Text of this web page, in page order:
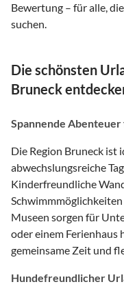
Bewertung – für alle,
suchen.
Die schönsten
Bruneck
Spannende Abenteuer
Die Region Bruneck ist
abwechslungsreiche
Kinderfreundliche
Museen sorgen für
oder einem Ferienhaus
gemeinsame Zeit und
Hundefreundlicher